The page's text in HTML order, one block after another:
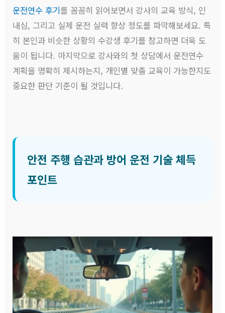
운전연수 후기를 꼼꼼히 읽어보면서 강사의 교육 방식, 인
내심, 그리고 실제 운전 실력 향상 정도를 파악해보세요. 특
히 본인과 비슷한 상황의 수강생 후기를 참고하면 더욱 도
움이 됩니다. 마지막으로 강사와의 첫 상담에서 운전연수
계획을 명확히 제시하는지, 개인별 맞춤 교육이 가능한지도
중요한 판단 기준이 될 것입니다.
안전 주행 습관과 방어 운전 기술 체득
포인트